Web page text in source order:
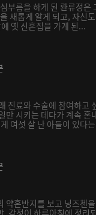
부름을 하게 된 롼류정은
새롭게 알게 되고, 자신
옛 신혼집을 가게 된...
진료와 수술에 참여하고
만 시키는 데다가 계속 혼
여섯 살 난 아들이 있다
약혼반지를 보고 닝즈첸
, 감정이 하루아침에 정리